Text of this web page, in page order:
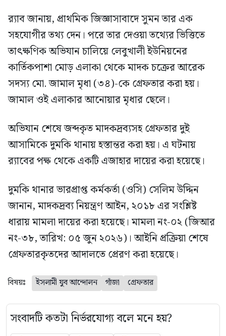
র‍্যাব জানায়, প্রাথমিক জিজ্ঞাসাবাদে সুমন তার এক
সহযোগীর তথ্য দেন। পরে তার দেওয়া তথ্যের ভিত্তিতে
তাৎক্ষণিক অভিযান চালিয়ে লেবুখালী ইউনিয়নের
কার্তিকপাশা মোড় এলাকা থেকে মাদক চক্রের আরেক
সদস্য মো. জামাল মৃধা (৩৪)-কে গ্রেফতার করা হয়।
জামাল ওই এলাকার আনোয়ার মৃধার ছেলে।
অভিযান শেষে জব্দকৃত মাদকদ্রব্যসহ গ্রেফতার দুই
আসামিকে দুমকি থানায় হস্তান্তর করা হয়। এ ঘটনায়
র‍্যাবের পক্ষ থেকে একটি এজাহার দায়ের করা হয়েছে।
দুমকি থানার ভারপ্রাপ্ত কর্মকর্তা (ওসি) সেলিম উদ্দিন
জানান, মাদকদ্রব্য নিয়ন্ত্রণ আইন, ২০১৮ এর সংশ্লিষ্ট
ধারায় মামলা দায়ের করা হয়েছে। মামলা নং-০২ (জিআর
নং-৩৮, তারিখ: ০৫ জুন ২০২৬)। আইনি প্রক্রিয়া শেষে
গ্রেফতারকৃতদের আদালতে প্রেরণ করা হয়েছে।
বিষয়ঃ ইসলামী যুব আন্দোলন গাঁজা গ্রেফতার
সংবাদটি কতটা নির্ভরযোগ্য বলে মনে হয়?